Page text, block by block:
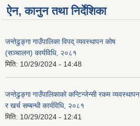
ऐन, कानुन तथा निर्देशिका
जन्तेढुङ्गा गाउँपालिका विपद् व्यवस्थापन कोष
(सञ्चालन) कार्यविधि, २०८१
मिति: 10/29/2024 - 14:48
जन्तेढुङ्गा गाउँपालिकाको कन्टिन्जेन्सी रकम व्यवस्थापन
र खर्च सम्बन्धी कार्यविधि, २०८१
मिति: 10/29/2024 - 12:41